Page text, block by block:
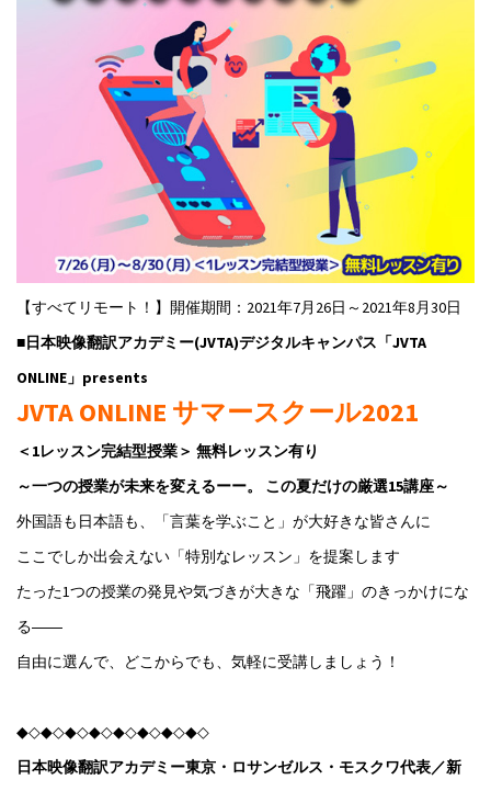
【すべてリモート！】開催期間：2021年7月26日～2021年8月30日
■日本映像翻訳アカデミー(JVTA)デジタルキャンパス「JVTA
ONLINE」presents
JVTA ONLINE サマースクール2021
＜1レッスン完結型授業＞ 無料レッスン有り
～一つの授業が未来を変えるーー。 この夏だけの厳選15講座～
外国語も日本語も、「言葉を学ぶこと」が大好きな皆さんに
ここでしか出会えない「特別なレッスン」を提案します
たった1つの授業の発見や気づきが大きな「飛躍」のきっかけにな
る――
自由に選んで、どこからでも、気軽に受講しましょう！
◆◇◆◇◆◇◆◇◆◇◆◇◆◇◆◇
日本映像翻訳アカデミー東京・ロサンゼルス・モスクワ代表／新